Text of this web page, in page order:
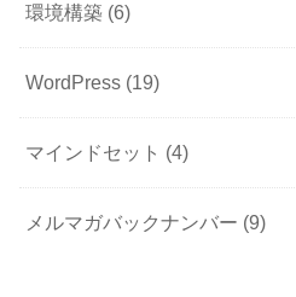
環境構築 (6)
WordPress (19)
マインドセット (4)
メルマガバックナンバー (9)